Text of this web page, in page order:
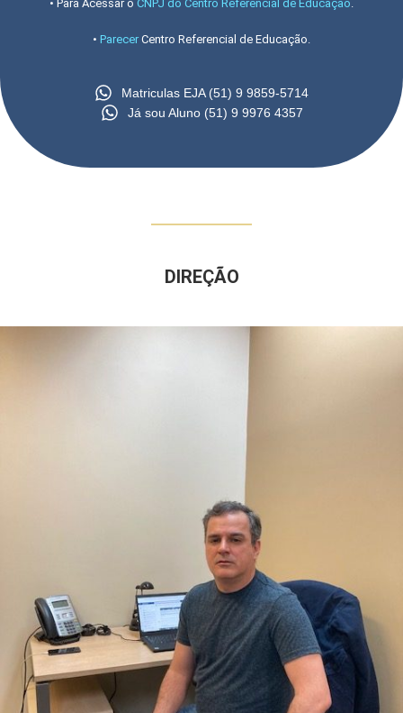
• Para Acessar o CNPJ do Centro Referencial de Educação.
• Parecer Centro Referencial de Educação.
Matriculas EJA (51) 9 9859-5714
Já sou Aluno (51) 9 9976 4357
DIREÇÃO